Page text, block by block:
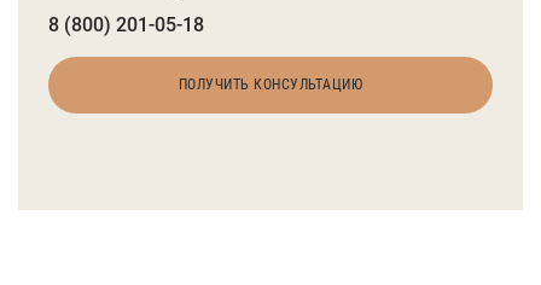
8 (800) 201-05-18
ПОЛУЧИТЬ КОНСУЛЬТАЦИЮ